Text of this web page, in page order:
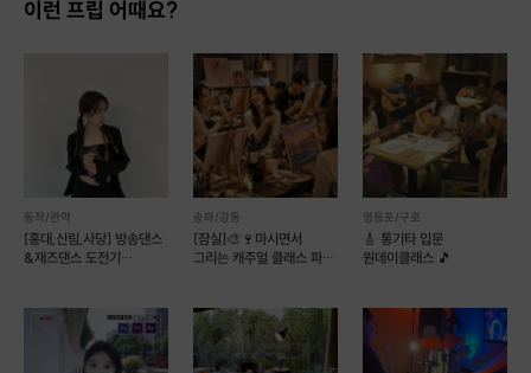
이런 프립 어때요?
동작/관악
[홍대,신림,사당] 방송댄스
&재즈댄스 도전기
송파/강동
[잠실]🎨🍷마시면서
그리는 캐주얼 클래스 파티
영등포/구로
🎸 통기타 입문
원데이클래스 🎵